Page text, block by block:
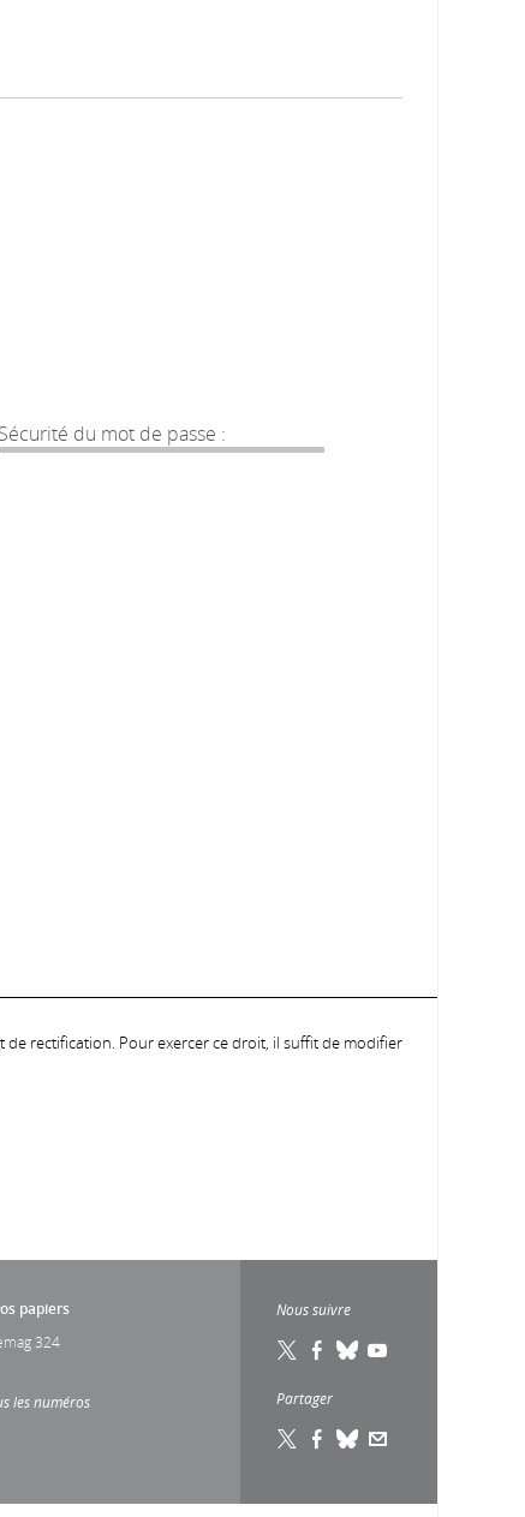
Sécurité du mot de passe :
rectification. Pour exercer ce droit, il suffit de modifier
papiers
324
les numéros
Nous suivre
Partager